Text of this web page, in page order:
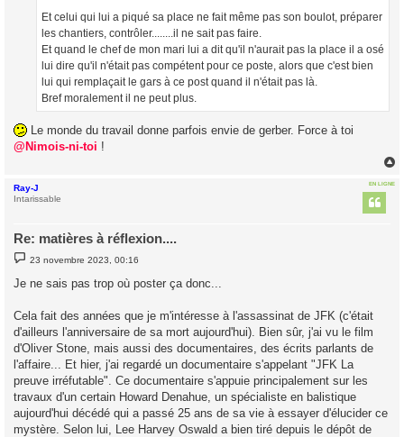
Et celui qui lui a piqué sa place ne fait même pas son boulot, préparer
les chantiers, contrôler........il ne sait pas faire.
Et quand le chef de mon mari lui a dit qu'il n'aurait pas la place il a osé
lui dire qu'il n'était pas compétent pour ce poste, alors que c'est bien
lui qui remplaçait le gars à ce post quand il n'était pas là.
Bref moralement il ne peut plus.
Le monde du travail donne parfois envie de gerber. Force à toi
@Nimois-ni-toi !
EN LIGNE
Ray-J
Intarissable
Re: matières à réflexion....
M
e
s
g
e
23 novembre 2023, 00:16
Je ne sais pas trop où poster ça donc...
Cela fait des années que je m'intéresse à l'assassinat de JFK (c'était
d'ailleurs l'anniversaire de sa mort aujourd'hui). Bien sûr, j'ai vu le film
d'Oliver Stone, mais aussi des documentaires, des écrits parlants de
l'affaire... Et hier, j'ai regardé un documentaire s'appelant "JFK La
preuve irréfutable". Ce documentaire s'appuie principalement sur les
travaux d'un certain Howard Denahue, un spécialiste en balistique
aujourd'hui décédé qui a passé 25 ans de sa vie à essayer d'élucider ce
mystère. Selon lui, Lee Harvey Oswald a bien tiré depuis le dépôt de